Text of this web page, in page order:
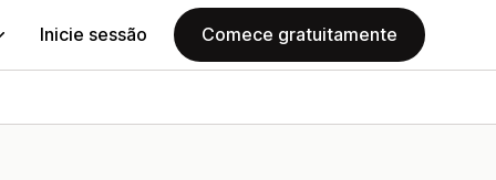
Inicie sessão Comece gratuitamente